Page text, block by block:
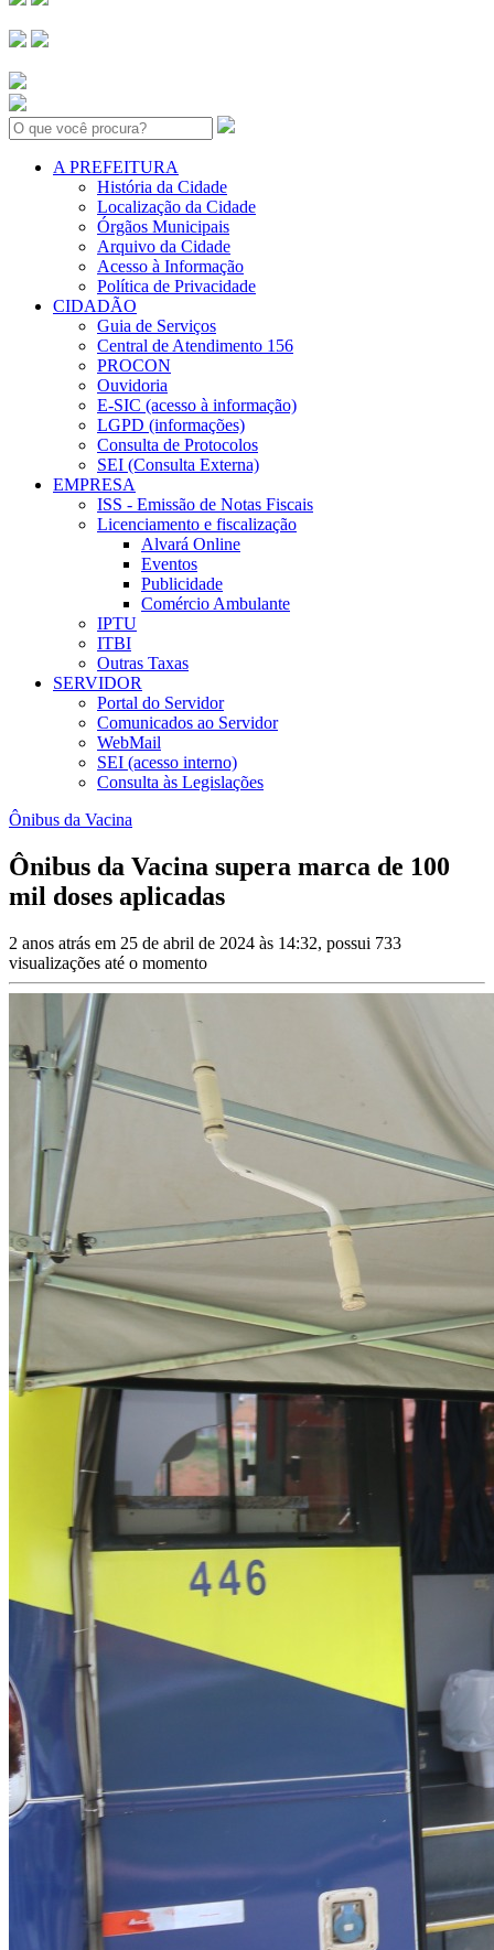
Search:
A PREFEITURA
História da Cidade
Localização da Cidade
Órgãos Municipais
Arquivo da Cidade
Acesso à Informação
Política de Privacidade
CIDADÃO
Guia de Serviços
Central de Atendimento 156
PROCON
Ouvidoria
E-SIC (acesso à informação)
LGPD (informações)
Consulta de Protocolos
SEI (Consulta Externa)
EMPRESA
ISS - Emissão de Notas Fiscais
Licenciamento e fiscalização
Alvará Online
Eventos
Publicidade
Comércio Ambulante
IPTU
ITBI
Outras Taxas
SERVIDOR
Portal do Servidor
Comunicados ao Servidor
WebMail
SEI (acesso interno)
Consulta às Legislações
Ônibus da Vacina
Ônibus da Vacina supera marca de 100
mil doses aplicadas
2 anos atrás em 25 de abril de 2024 às 14:32, possui 733
visualizações até o momento